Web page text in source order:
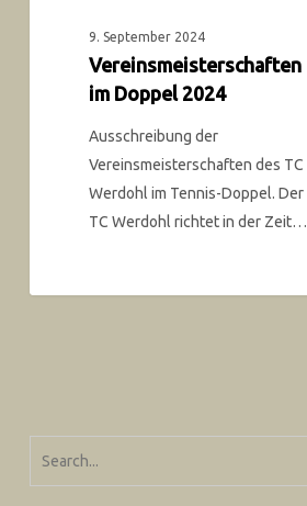
9. September 2024
Vereinsmeisterschaften
im Doppel 2024
Ausschreibung der
Vereinsmeisterschaften des TC
Werdohl im Tennis-Doppel. Der
TC Werdohl richtet in der Zeit…